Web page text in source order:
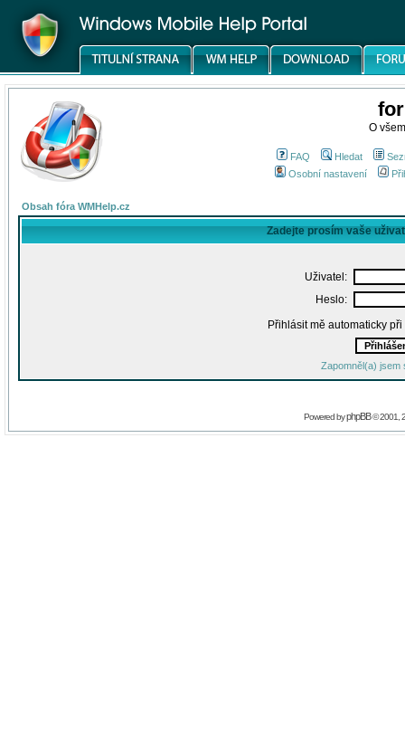
O
FAQ Hledat
Osobní nastavení
Obsah fóra WMHelp.cz
Zadejte prosím vaše
Uživatel:
Heslo:
Přihlásit mě automaticky
Zapomněl(a) jsem
Powered byphpBB© 2001,